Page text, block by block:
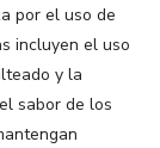
por el uso de
incluyen el uso
y la
sabor de los